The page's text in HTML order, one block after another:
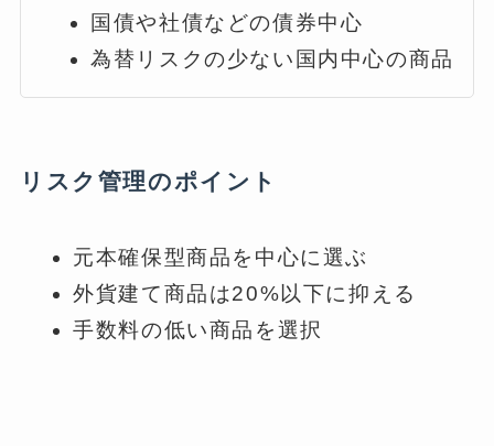
国債や社債などの債券中心
為替リスクの少ない国内中心の商品
リスク管理のポイント
元本確保型商品を中心に選ぶ
外貨建て商品は20%以下に抑える
手数料の低い商品を選択